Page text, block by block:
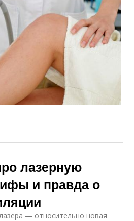
лазерную
и правда о
— относительно новая